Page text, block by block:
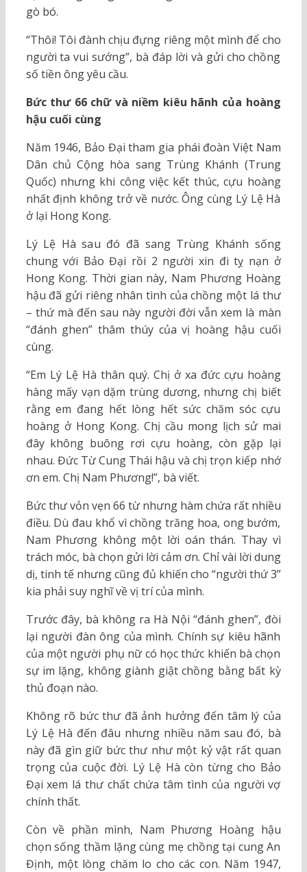
gò bó.
“Thôi! Tôi đành chịu đựng riêng một mình để cho
người ta vui sướng”, bà đáp lời và gửi cho chồng
số tiền ông yêu cầu.
Bức thư 66 chữ và niềm kiêu hãnh của hoàng
hậu cuối cùng
Năm 1946, Bảo Đại tham gia phái đoàn Việt Nam
Dân chủ Cộng hòa sang Trùng Khánh (Trung
Quốc) nhưng khi công việc kết thúc, cựu hoàng
nhất định không trở về nước. Ông cùng Lý Lệ Hà
ở lại Hong Kong.
Lý Lệ Hà sau đó đã sang Trùng Khánh sống
chung với Bảo Đại rồi 2 người xin đi tỵ nạn ở
Hong Kong. Thời gian này, Nam Phương Hoàng
hậu đã gửi riêng nhân tình của chồng một lá thư
– thứ mà đến sau này người đời vẫn xem là màn
“đánh ghen” thâm thúy của vị hoàng hậu cuối
cùng.
“Em Lý Lệ Hà thân quý. Chị ở xa đức cựu hoàng
hàng mấy vạn dặm trùng dương, nhưng chị biết
rằng em đang hết lòng hết sức chăm sóc cựu
hoàng ở Hong Kong. Chị cầu mong lịch sử mai
đây không buông rơi cựu hoàng, còn gặp lại
nhau. Đức Từ Cung Thái hậu và chị trọn kiếp nhớ
ơn em. Chị Nam Phương!”, bà viết.
Bức thư vỏn vẹn 66 từ nhưng hàm chứa rất nhiều
điều. Dù đau khổ vì chồng trăng hoa, ong bướm,
Nam Phương không một lời oán thán. Thay vì
trách móc, bà chọn gửi lời cảm ơn. Chỉ vài lời dung
dị, tinh tế nhưng cũng đủ khiến cho “người thứ 3”
kia phải suy nghĩ về vị trí của mình.
Trước đây, bà không ra Hà Nội “đánh ghen”, đòi
lại người đàn ông của mình. Chính sự kiêu hãnh
của một người phụ nữ có học thức khiến bà chọn
sự im lặng, không giành giật chồng bằng bất kỳ
thủ đoạn nào.
Không rõ bức thư đã ảnh hưởng đến tâm lý của
Lý Lệ Hà đến đâu nhưng nhiều năm sau đó, bà
này đã gìn giữ bức thư như một kỷ vật rất quan
trọng của cuộc đời. Lý Lệ Hà còn từng cho Bảo
Đại xem lá thư chất chứa tâm tình của người vợ
chính thất.
Còn về phần mình, Nam Phương Hoàng hậu
chọn sống thầm lặng cùng mẹ chồng tại cung An
Định, một lòng chăm lo cho các con. Năm 1947,